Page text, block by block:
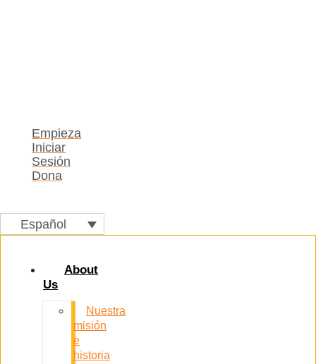
Empieza
Iniciar
Sesión
Dona
Español
About
Us
Nuestra
misión
e
historia